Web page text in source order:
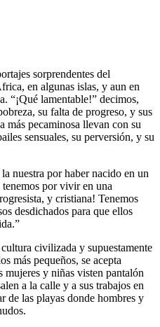
sorprendentes del
en algunas islas, y aun en
“¡Qué lamentable!” decimos,
su falta de progreso, y sus
más pecaminosa llevan con su
sensuales, su perversión, y su
nuestra por haber nacido en un
por vivir en una
y cristiana! Tenemos
desdichados para que ellos
civilizada y supuestamente
más pequeños, se acepta
mujeres y niñas visten pantalón
a la calle y a sus trabajos en
de las playas donde hombres y